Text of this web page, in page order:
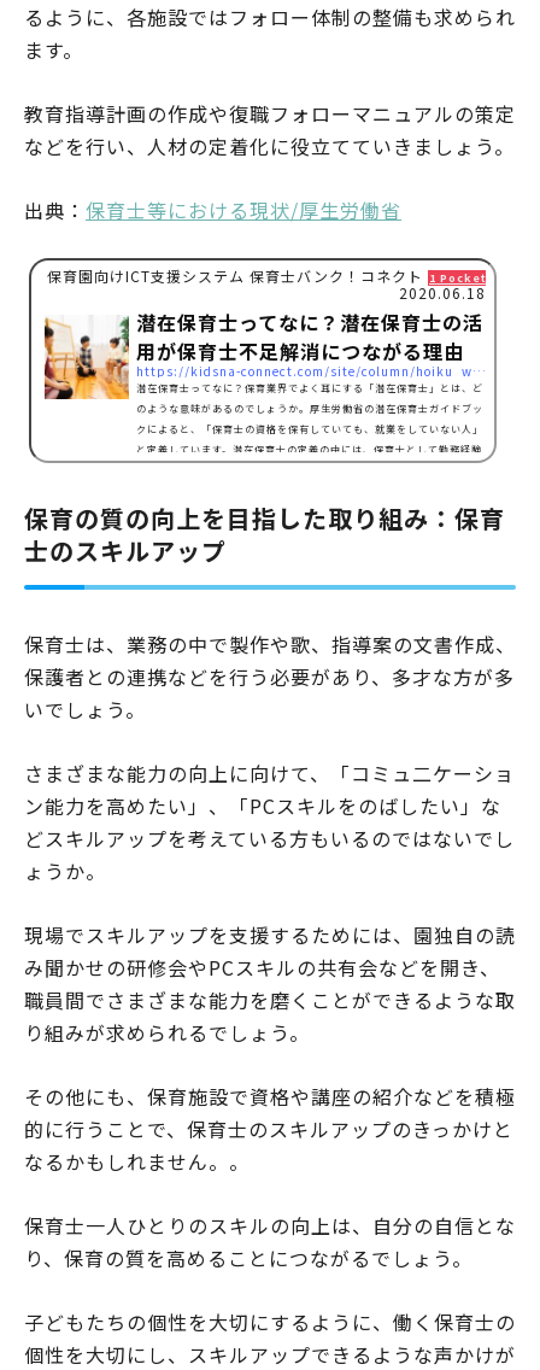
るように、各施設ではフォロー体制の整備も求められ
ます。
教育指導計画の作成や復職フォローマニュアルの策定
などを行い、人材の定着化に役立てていきましょう。
出典： 保育士等における現状/厚生労働省
保育園向けICT支援システム 保育士バンク！コネクト 1 Pocket
2020.06.18
潜在保育士ってなに？潜在保育士の活
用が保育士不足解消につながる理由
https://kidsna-connect.com/site/column/hoiku_workstyle/3210
潜在保育士ってなに？保育業界でよく耳にする「潜在保育士」とは、ど
のような意味があるのでしょうか。厚生労働省の潜在保育士ガイドブッ
クによると、「保育士の資格を保有していても、就業をしていない人」
と定義しています。潜在保育士の定義の中には、保育士として勤務経験
るのにも関わらず、潜在保育士として復職をしていない方はどのくらい
いるのでしょうか。出典：潜在保育士ガイドブック/厚…
保育の質の向上を目指した取り組み：保育
士のスキルアップ
保育士は、業務の中で製作や歌、指導案の文書作成、
保護者との連携などを行う必要があり、多才な方が多
いでしょう。
さまざまな能力の向上に向けて、「コミュ二ケーショ
ン能力を高めたい」、「PCスキルをのばしたい」な
どスキルアップを考えている方もいるのではないでし
ょうか。
現場でスキルアップを支援するためには、園独自の読
み聞かせの研修会やPCスキルの共有会などを開き、
職員間でさまざまな能力を磨くことができるような取
り組みが求められるでしょう。
その他にも、保育施設で資格や講座の紹介などを積極
的に行うことで、保育士のスキルアップのきっかけと
なるかもしれません。。
保育士一人ひとりのスキルの向上は、自分の自信とな
り、保育の質を高めることにつながるでしょう。
子どもたちの個性を大切にするように、働く保育士の
個性を大切にし、スキルアップできるような声かけが